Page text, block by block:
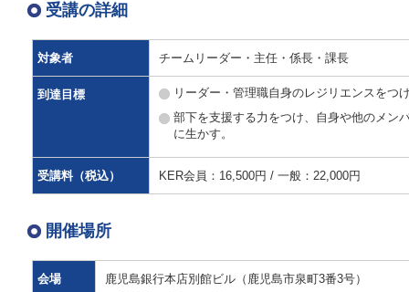
受講の詳細
対象者 チームリーダー・主任・係長・課長
到達目標
リーダー・管理職自身のレジリエンスをつ
部下を支援する力をつけ、自身や他のメン
に生かす。
受講料（税込） KER会員：16,500円 / 一般：22,000円
開催場所
会場
鹿児島銀行本店別館ビル（鹿児島市泉町3番3号）